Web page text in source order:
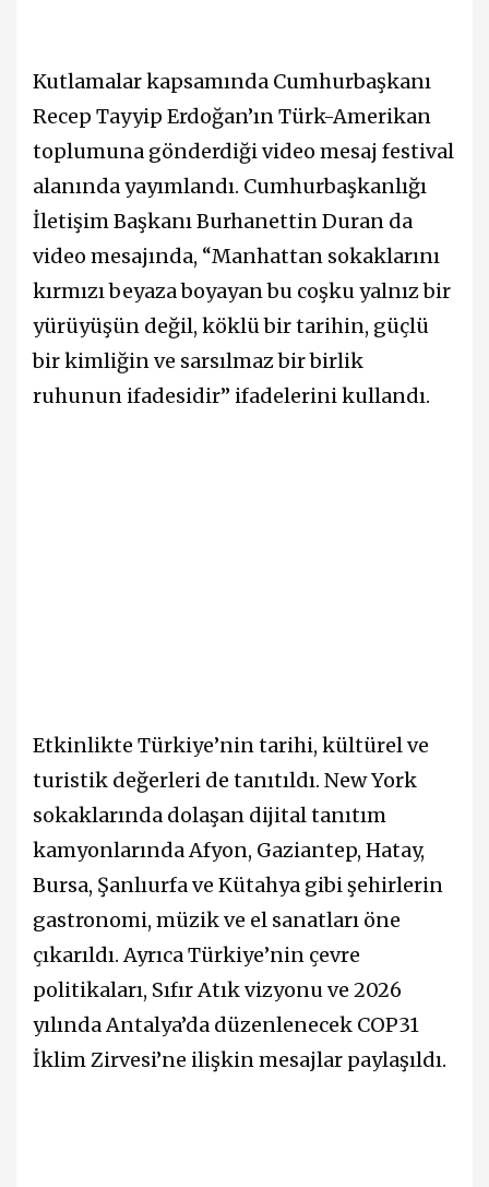
Kutlamalar kapsamında Cumhurbaşkanı
Recep Tayyip Erdoğan’ın Türk-Amerikan
toplumuna gönderdiği video mesaj festival
alanında yayımlandı. Cumhurbaşkanlığı
İletişim Başkanı Burhanettin Duran da
video mesajında, “Manhattan sokaklarını
kırmızı beyaza boyayan bu coşku yalnız bir
yürüyüşün değil, köklü bir tarihin, güçlü
bir kimliğin ve sarsılmaz bir birlik
ruhunun ifadesidir” ifadelerini kullandı.
Etkinlikte Türkiye’nin tarihi, kültürel ve
turistik değerleri de tanıtıldı. New York
sokaklarında dolaşan dijital tanıtım
kamyonlarında Afyon, Gaziantep, Hatay,
Bursa, Şanlıurfa ve Kütahya gibi şehirlerin
gastronomi, müzik ve el sanatları öne
çıkarıldı. Ayrıca Türkiye’nin çevre
politikaları, Sıfır Atık vizyonu ve 2026
yılında Antalya’da düzenlenecek COP31
İklim Zirvesi’ne ilişkin mesajlar paylaşıldı.